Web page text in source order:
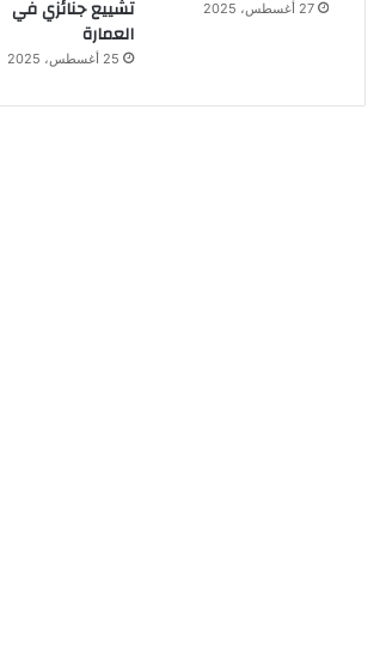
27 أغسطس، 2025
تشييع جنائزي في
العمارة
25 أغسطس، 2025